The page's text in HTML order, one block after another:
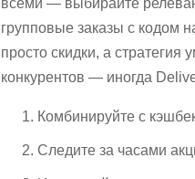
всеми — выбирайте
групповые заказы с кодом
просто скидки, а стратегия
конкурентов — иногда
Комбинируйте с
Следите за часами